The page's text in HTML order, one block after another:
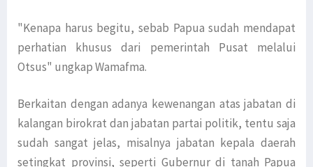
"Kenapa harus begitu, sebab Papua sudah mendapat
perhatian khusus dari pemerintah Pusat melalui
Otsus" ungkap Wamafma.
Berkaitan dengan adanya kewenangan atas jabatan di
kalangan birokrat dan jabatan partai politik, tentu saja
sudah sangat jelas, misalnya jabatan kepala daerah
setingkat provinsi, seperti Gubernur di tanah Papua